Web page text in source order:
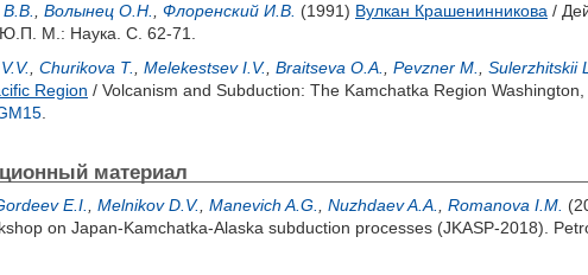
Волынец О.Н. Флоренский И.В. (1991) Вулкан Крашенинникова /
М.: Наука. С. 62-71.
Churikova T. Melekestsev I.V. Braitseva O.A. Pevzner M. Sulerzhitskii L.
Region / Volcanism and Subduction: The Kamchatka Region
материал
E.I. Melnikov D.V. Manevich A.G. Nuzhdaev A.A. Romanova I.M.
on Japan-Kamchatka-Alaska subduction processes (JKASP-2018).